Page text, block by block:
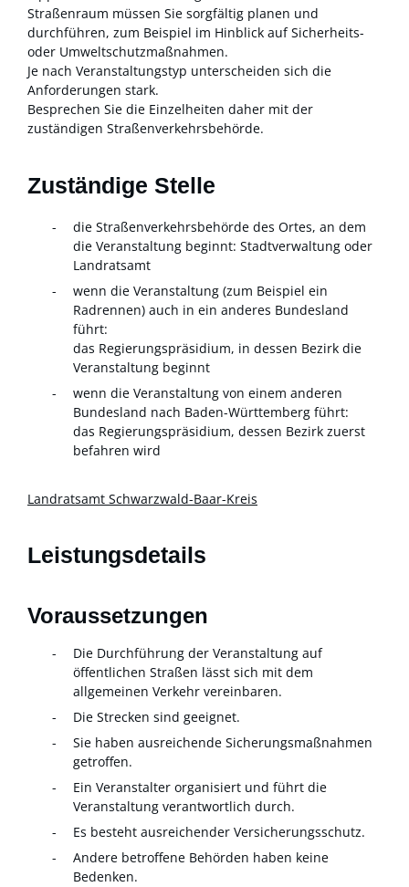
Straßenraum müssen Sie sorgfältig planen und
durchführen, zum Beispiel im Hinblick auf Sicherheits-
oder Umweltschutzmaßnahmen.
Je nach Veranstaltungstyp unterscheiden sich die
Anforderungen stark.
Besprechen Sie die Einzelheiten daher mit der
zuständigen Straßenverkehrsbehörde.
Zuständige Stelle
die Straßenverkehrsbehörde des Ortes, an dem
die Veranstaltung beginnt: Stadtverwaltung oder
Landratsamt
wenn die Veranstaltung (zum Beispiel ein
Radrennen) auch in ein anderes Bundesland
führt:
das Regierungspräsidium, in dessen Bezirk die
Veranstaltung beginnt
wenn die Veranstaltung von einem anderen
Bundesland nach Baden-Württemberg führt:
das Regierungspräsidium, dessen Bezirk zuerst
befahren wird
Landratsamt Schwarzwald-Baar-Kreis
Leistungsdetails
Voraussetzungen
Die Durchführung der Veranstaltung auf
öffentlichen Straßen lässt sich mit dem
allgemeinen Verkehr vereinbaren.
Die Strecken sind geeignet.
Sie haben ausreichende Sicherungsmaßnahmen
getroffen.
Ein Veranstalter organisiert und führt die
Veranstaltung verantwortlich durch.
Es besteht ausreichender Versicherungsschutz.
Andere betroffene Behörden haben keine
Bedenken.